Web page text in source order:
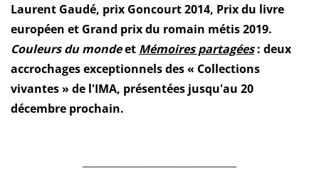
Laurent Gaudé, prix Goncourt 2014, Prix du livre
européen et Grand prix du romain métis 2019.
Couleurs du mondeet Mémoires partagées: deux
accrochages exceptionnels des « Collections
vivantes » de l'IMA, présentées jusqu'au 20
décembre prochain.